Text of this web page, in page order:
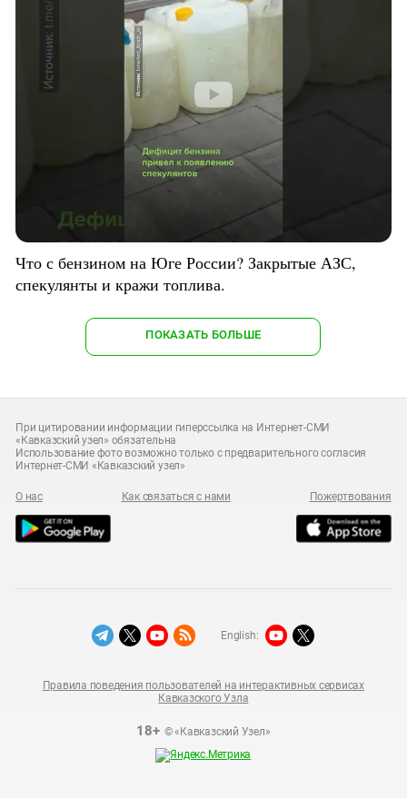
Что с бензином на Юге России? Закрытые АЗС,
спекулянты и кражи топлива.
ПОКАЗАТЬ БОЛЬШЕ
При цитировании информации гиперссылка на Интернет-СМИ
«Кавказский узел» обязательна
Использование фото возможно только с предварительного согласия
Интернет-СМИ «Кавказский узел»
О нас Как связаться с нами Пожертвования
18+© «Кавказский Узел»
Правила поведения пользователей на интерактивных сервисах
Кавказского Узла
English: